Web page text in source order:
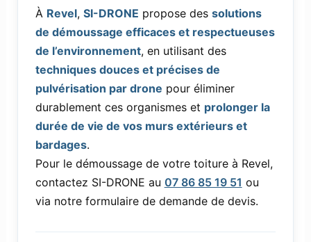
À Revel, SI-DRONE propose des solutions
de démoussage efficaces et respectueuses
de l’environnement, en utilisant des
techniques douces et précises de
pulvérisation par drone pour éliminer
durablement ces organismes et prolonger la
durée de vie de vos murs extérieurs et
bardages.
Pour le démoussage de votre toiture à Revel,
contactez SI-DRONE au 07 86 85 19 51 ou
via notre formulaire de demande de devis.